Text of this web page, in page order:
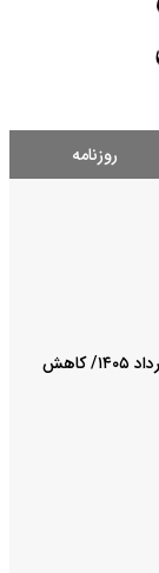
روزنامه
آخرین قیمت دلار، طلا و سکه؛ شبانگاه چهارشنبه ۱۴ مرداد ۱۴۰۵/ کاهش